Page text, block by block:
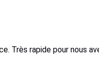
Très rapide pour nous